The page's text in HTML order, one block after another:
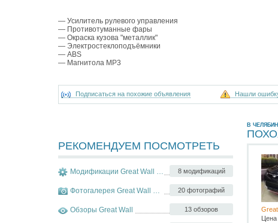
— Усилитель рулевого управления
— Противотуманные фары
— Окраска кузова "металлик"
— Электростеклоподъёмники
— ABS
— Магнитола MP3
Подписаться на похожие объявления Нашли
РЕКОМЕНДУЕМ ПОСМОТРЕТЬ
8 модификаций
Модификации Great Wall Hover
20 фотографий
Фотогалерея Great Wall Hover
13 обзоров
Обзоры Great Wall
В